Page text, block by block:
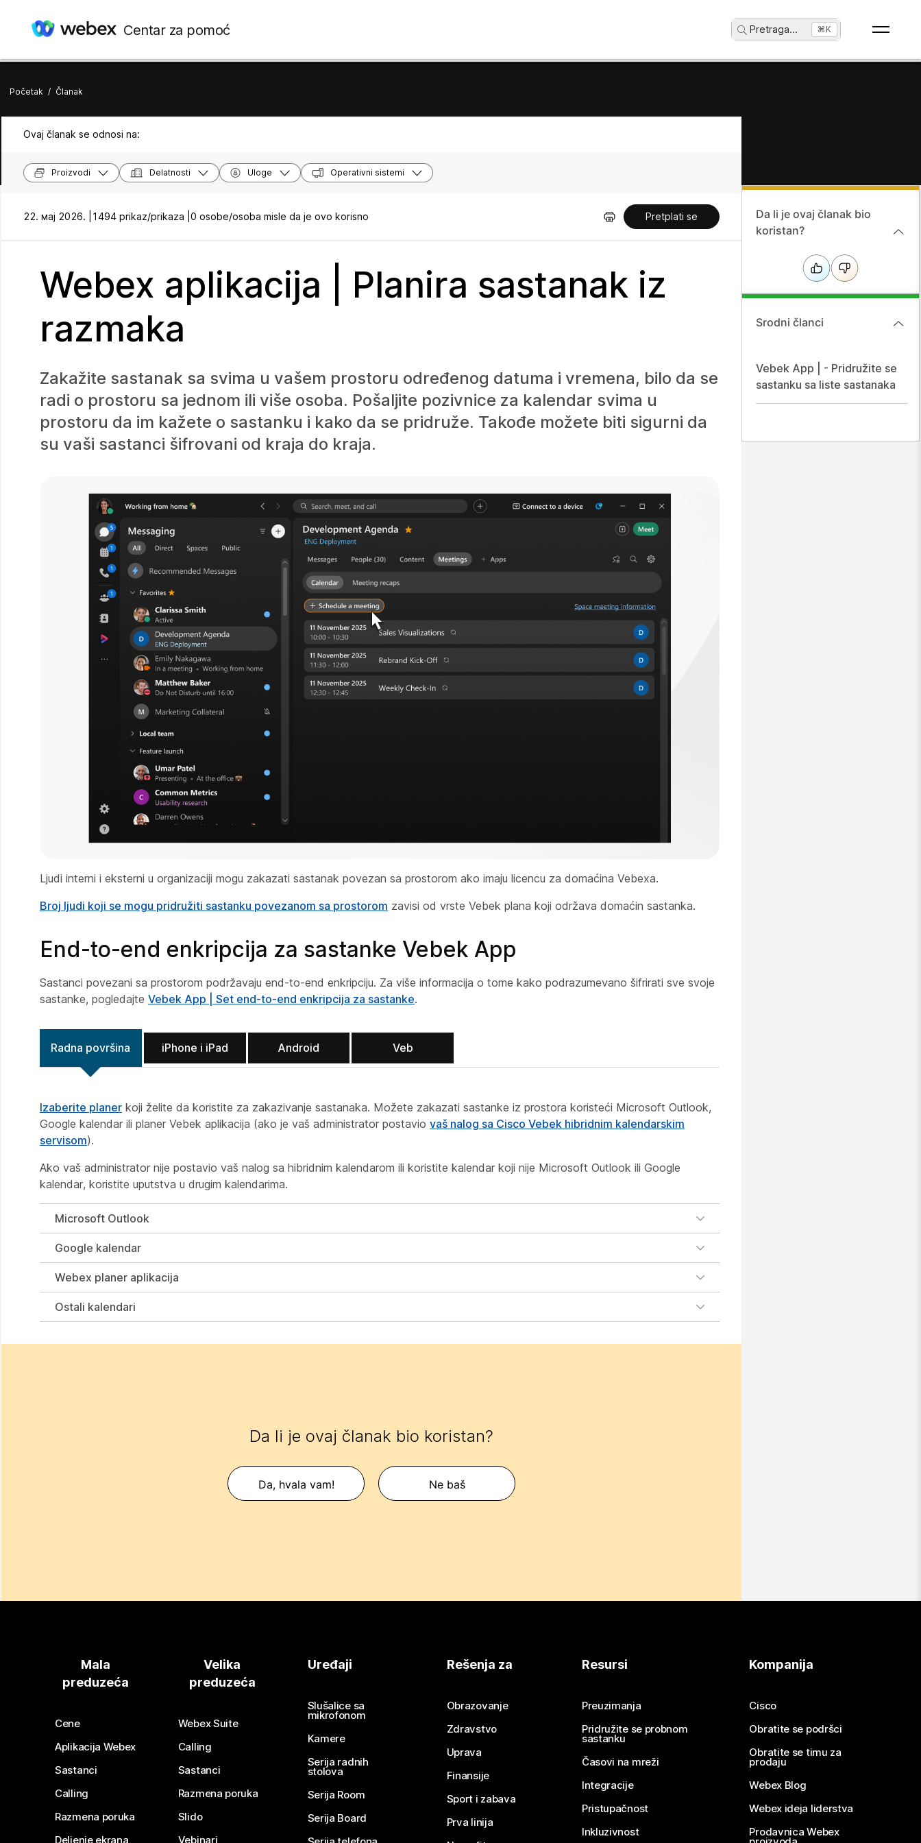
Centar za pomoć Pretraga... ⌘K
Početak / Članak
Ovaj članak se odnosi na:
Proizvodi Delatnosti Uloge Operativni sistemi
22. мај 2026. | 1494 prikaz/prikaza | 0 osobe/osoba misle da je ovo korisno Pretplati se
Webex aplikacija | Planira sastanak iz
razmaka
Zakažite sastanak sa svima u vašem prostoru određenog datuma i vremena, bilo da se
radi o prostoru sa jednom ili više osoba. Pošaljite pozivnice za kalendar svima u
prostoru da im kažete o sastanku i kako da se pridruže. Takođe možete biti sigurni da
su vaši sastanci šifrovani od kraja do kraja.
Ljudi interni i eksterni u organizaciji mogu zakazati sastanak povezan sa prostorom ako imaju licencu za domaćina Vebexa.
Broj ljudi koji se mogu pridružiti sastanku povezanom sa prostorom zavisi od vrste Vebek plana koji održava domaćin sastanka.
End-to-end enkripcija za sastanke Vebek App
Sastanci povezani sa prostorom podržavaju end-to-end enkripciju. Za više informacija o tome kako podrazumevano šifrirati sve svoje
sastanke, pogledajte Vebek App | Set end-to-end enkripcija za sastanke.
Radna površina iPhone i iPad Android Veb
Izaberite planer koji želite da koristite za zakazivanje sastanaka. Možete zakazati sastanke iz prostora koristeći Microsoft Outlook,
Google kalendar ili planer Vebek aplikacija (ako je vaš administrator postavio vaš nalog sa Cisco Vebek hibridnim kalendarskim
servisom).
Ako vaš administrator nije postavio vaš nalog sa hibridnim kalendarom ili koristite kalendar koji nije Microsoft Outlook ili Google
kalendar, koristite uputstva u drugim kalendarima.
Microsoft Outlook
Google kalendar
Webex planer aplikacija
Ostali kalendari
Da li je ovaj članak bio koristan?
Da, hvala vam! Ne baš
Da li je ovaj članak bio
koristan?
Srodni članci
Vebek App | - Pridružite se
sastanku sa liste sastanaka
Mala
preduzeća
Cene
Aplikacija Webex
Sastanci
Calling
Razmena poruka
Deljenje ekrana
Velika
preduzeća
Webex Suite
Calling
Sastanci
Razmena poruka
Slido
Vebinari
Uređaji
Slušalice sa
mikrofonom
Kamere
Serija radnih
stolova
Serija Room
Serija Board
Rešenja za
Obrazovanje
Zdravstvo
Uprava
Finansije
Sport i zabava
Prva linija
Resursi
Preuzimanja
Pridružite se probnom
sastanku
Časovi na mreži
Integracije
Pristupačnost
Inkluzivnost
Kompanija
Cisco
Obratite se podršci
Obratite se timu za
prodaju
Webex Blog
Webex ideja liderstva
Prodavnica Webex